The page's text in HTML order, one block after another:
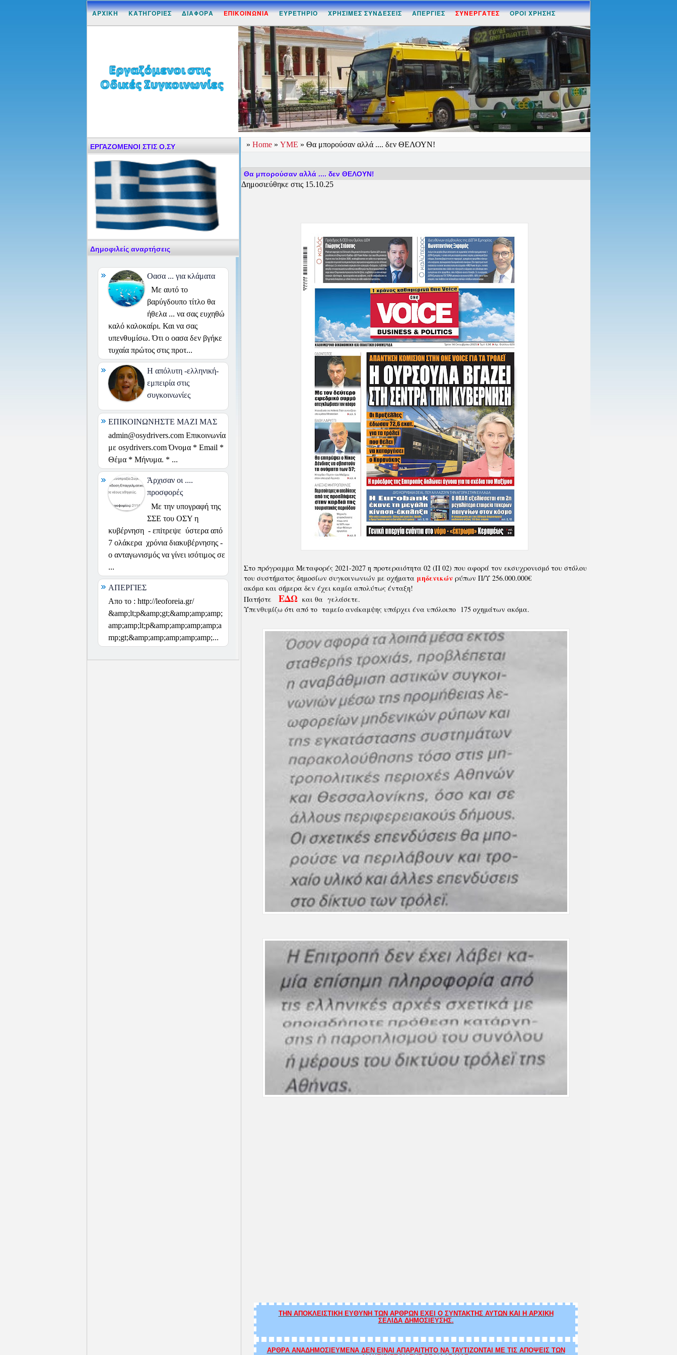
ΑΡΧΙΚΗ ΚΑΤΗΓΟΡΙΕΣ ΔΙΑΦΟΡΑ ΕΠΙΚΟΙΝΩΝΙΑ ΕΥΡΕΤΗΡΙΟ ΧΡΗΣΙΜΕΣ ΣΥΝΔΕΣΕΙΣ ΑΠΕΡΓΙΕΣ ΣΥΝΕΡΓΑΤΕΣ ΟΡΟΙ ΧΡΗΣΗΣ
» Home » ΥΜΕ » Θα μπορούσαν αλλά .... δεν ΘΕΛΟΥΝ!
Θα μπορούσαν αλλά .... δεν ΘΕΛΟΥΝ!
Δημοσιεύθηκε στις 15.10.25
Στο πρόγραμμα Μεταφορές 2021-2027 η προτεραιότητα 02 (Π 02) που αφορά τον εκσυχρονισμό του στόλου
του συστήματος δημοσίων συγκοινωνιών με οχήματα μηδενικών ρύπων Π/Υ 256.000.000€
ακόμα και σήμερα δεν έχει καμία απολύτως ένταξη!
Πατήστε ΕΔΩ και θα γελάσετε.
Υπενθυμίζω ότι από το ταμείο ανάκαμψης υπάρχει ένα υπόλοιπο 175 οχημάτων ακόμα.
ΤΗΝ ΑΠΟΚΛΕΙΣΤΙΚΗ ΕΥΘΥΝΗ ΤΩΝ ΑΡΘΡΩΝ ΕΧΕΙ Ο ΣΥΝΤΑΚΤΗΣ ΑΥΤΩΝ ΚΑΙ Η ΑΡΧΙΚΗ
ΣΕΛΙΔΑ ΔΗΜΟΣΙΕΥΣΗΣ.
ΑΡΘΡΑ ΑΝΑΔΗΜΟΣΙΕΥΜΕΝΑ ΔΕΝ ΕΙΝΑΙ ΑΠΑΡΑΙΤΗΤΟ ΝΑ ΤΑΥΤΙΖΟΝΤΑΙ ΜΕ ΤΙΣ ΑΠΟΨΕΙΣ ΤΩΝ
ΕΡΓΑΖΟΜΕΝΟΙ ΣΤΙΣ Ο.ΣΥ
Δημοφιλείς αναρτήσεις
Οασα ... για κλάματα
Με αυτό το
βαρύγδουπο τίτλο θα
ήθελα ... να σας ευχηθώ
καλό καλοκαίρι. Και να σας
υπενθυμίσω. Ότι ο οασα δεν βγήκε
τυχαία πρώτος στις προτ...
H απόλυτη -ελληνική-
εμπειρία στις
συγκοινωνίες
ΕΠΙΚΟΙΝΩΝΗΣΤΕ ΜΑΖΙ ΜΑΣ
admin@osydrivers.com Επικοινωνία
με osydrivers.com Όνομα * Email *
Θέμα * Μήνυμα. * ...
Άρχισαν οι ....
προσφορές
Με την υπογραφή της
ΣΣΕ του ΟΣΥ η
κυβέρνηση - επiτρεψε ύστερα από
7 ολάκερα χρόνια διακυβέρνησης -
ο ανταγωνισμός να γίνει ισότιμος σε
...
ΑΠΕΡΓΙΕΣ
Απο το : http://leoforeia.gr/
&amp;lt;p&amp;gt;&amp;amp;amp;
amp;amp;lt;p&amp;amp;amp;amp;a
mp;gt;&amp;amp;amp;amp;amp;...